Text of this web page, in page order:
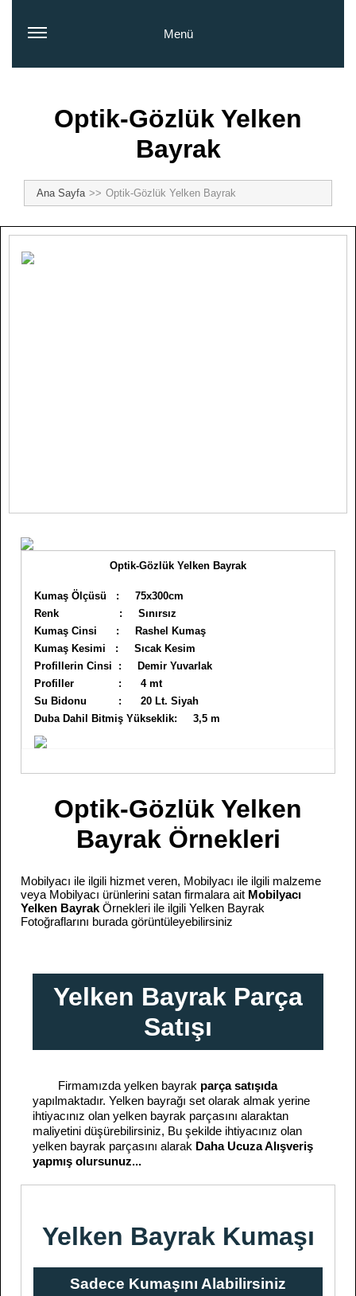
Optik-Gözlük Yelken
Bayrak
Ana Sayfa Optik-Gözlük Yelken Bayrak
Menü
Optik-Gözlük Yelken Bayrak
Kumaş Ölçüsü : 75x300cm
Renk : Sınırsız
Kumaş Cinsi : Rashel Kumaş
Kumaş Kesimi : Sıcak Kesim
Profillerin Cinsi : Demir Yuvarlak
Profiller : 4 mt
Su Bidonu : 20 Lt. Siyah
Duba Dahil Bitmiş Yükseklik: 3,5 m
Optik-Gözlük Yelken
Bayrak Örnekleri
Mobilyacı ile ilgili hizmet veren, Mobilyacı ile ilgili malzeme
veya Mobilyacı ürünlerini satan firmalara ait Mobilyacı
Yelken Bayrak Örnekleri ile ilgili Yelken Bayrak
Fotoğraflarını burada görüntüleyebilirsiniz
Yelken Bayrak Parça
Satışı
Firmamızda yelken bayrak parça satışıda
yapılmaktadır. Yelken bayrağı set olarak almak yerine
ihtiyacınız olan yelken bayrak parçasını alaraktan
maliyetini düşürebilirsiniz, Bu şekilde ihtiyacınız olan
yelken bayrak parçasını alarak Daha Ucuza Alışveriş
yapmış olursunuz...
Yelken Bayrak Kumaşı
Sadece Kumaşını Alabilirsiniz